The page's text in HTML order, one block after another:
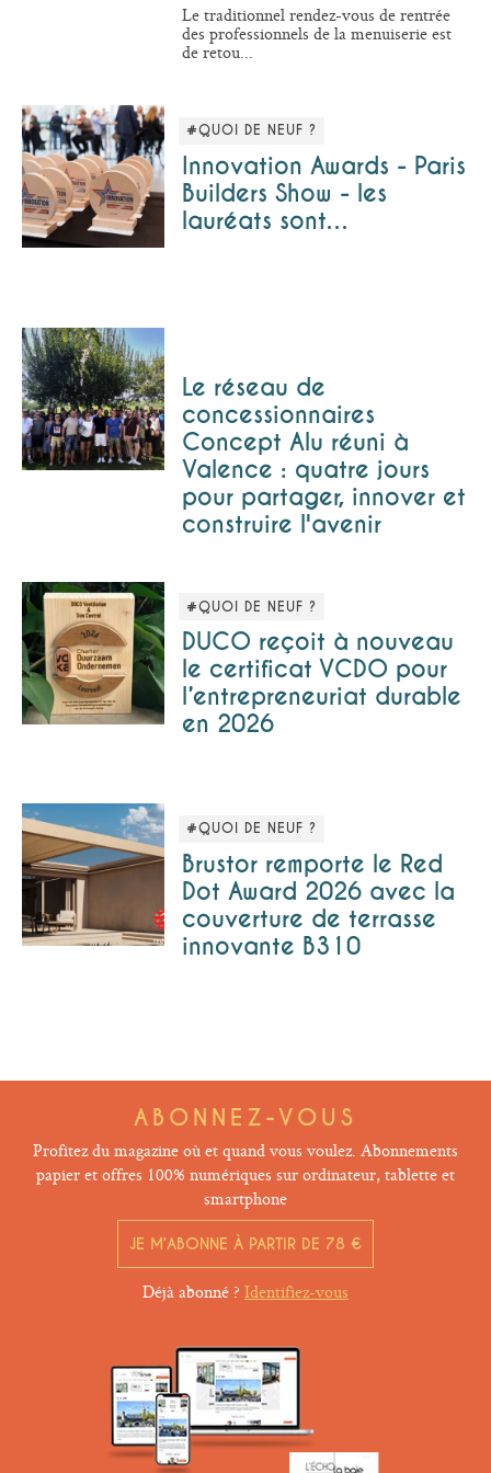
Le traditionnel rendez-vous de rentrée
des professionnels de la menuiserie est
de retou...
#QUOI DE NEUF ?
Innovation Awards - Paris
Builders Show - les
lauréats sont…
Le réseau de
concessionnaires
Concept Alu réuni à
Valence : quatre jours
pour partager, innover et
construire l'avenir
#QUOI DE NEUF ?
DUCO reçoit à nouveau
le certificat VCDO pour
l’entrepreneuriat durable
en 2026
#QUOI DE NEUF ?
Brustor remporte le Red
Dot Award 2026 avec la
couverture de terrasse
innovante B310
ABONNEZ-VOUS
Profitez du magazine où et quand vous voulez. Abonnements
papier et offres 100% numériques sur ordinateur, tablette et
smartphone
JE M’ABONNE À PARTIR DE 78 €
Déjà abonné ? Identifiez-vous